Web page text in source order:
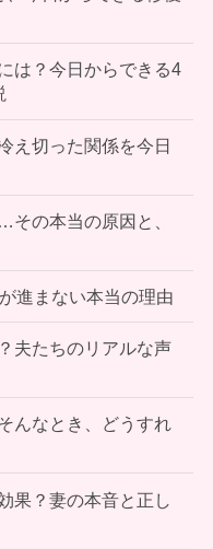
は？今日からできる4
え切った関係を今日
の本当の原因と、
進まない本当の理由
夫たちのリアルな声
んなとき、どうすれ
果？妻の本音と正し